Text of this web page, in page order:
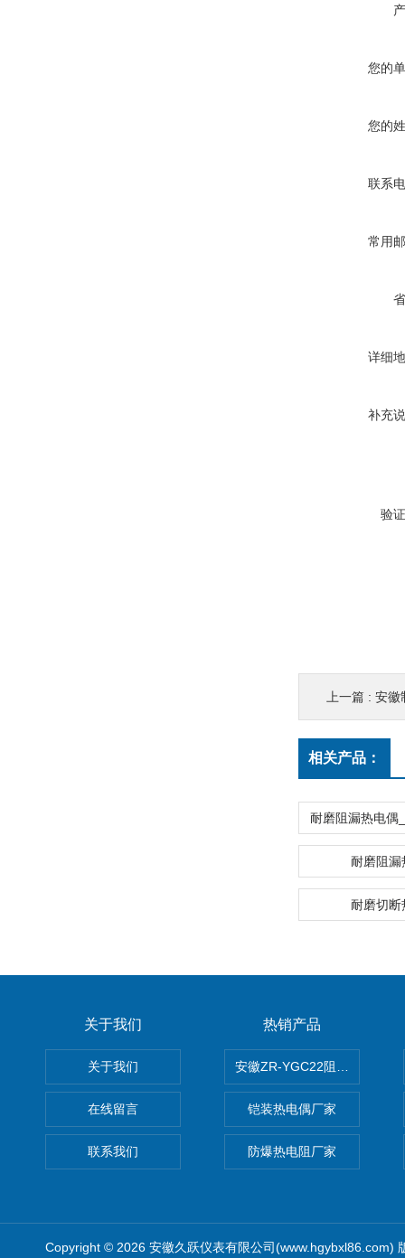
您的
您的
联系
常用
详细
补充
验
上一篇 : 安徽制
相关产品：
耐磨阻漏
耐磨切断
关于我们
关于我们
在线留言
联系我们
热销产品
安徽ZR-YGC22阻燃硅橡胶电
铠装热电偶厂家
防爆热电阻厂家
Copyright © 2026 安徽久跃仪表有限公司(www.hgybxl86.com)